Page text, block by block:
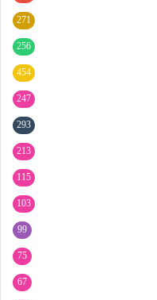
271
256
454
247
293
213
115
103
99
75
67